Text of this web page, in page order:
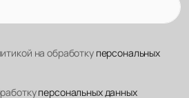
на обработку персональных
персональных данных